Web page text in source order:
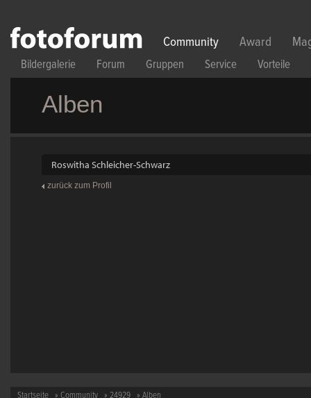
Community Award
Bildergalerie Forum Gruppen Service Vorteile
Alben
Roswitha Schleicher-Schwarz
zurück zum Profil
Startseite » Community » 24929 » Alben